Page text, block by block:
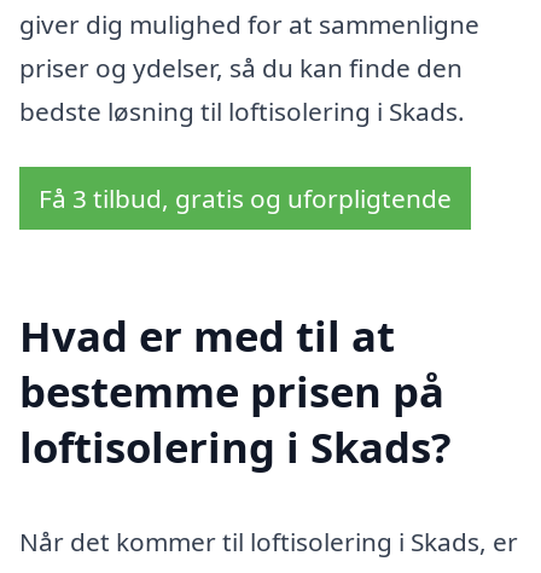
giver dig mulighed for at sammenligne
priser og ydelser, så du kan finde den
bedste løsning til loftisolering i Skads.
Få 3 tilbud, gratis og uforpligtende
Hvad er med til at
bestemme prisen på
loftisolering i Skads?
Når det kommer til loftisolering i Skads, er